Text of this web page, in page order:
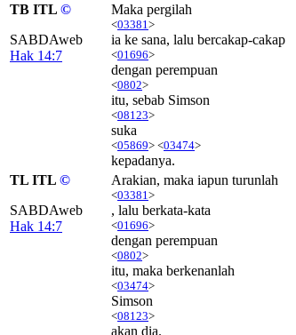
TB ITL ©
SABDAweb
Hak 14:7
Maka pergilah
<03381 >
ia ke sana, lalu bercakap-cakap
<01696>
dengan perempuan
<0802>
itu, sebab Simson
<08123>
suka
<05869> <03474>
kepadanya.
TL ITL ©
SABDAweb
Hak 14:7
Arakian, maka iapun turunlah
<03381 >
, lalu berkata-kata
<01696>
dengan perempuan
<0802>
itu, maka berkenanlah
<03474>
Simson
<08123>
akan dia.